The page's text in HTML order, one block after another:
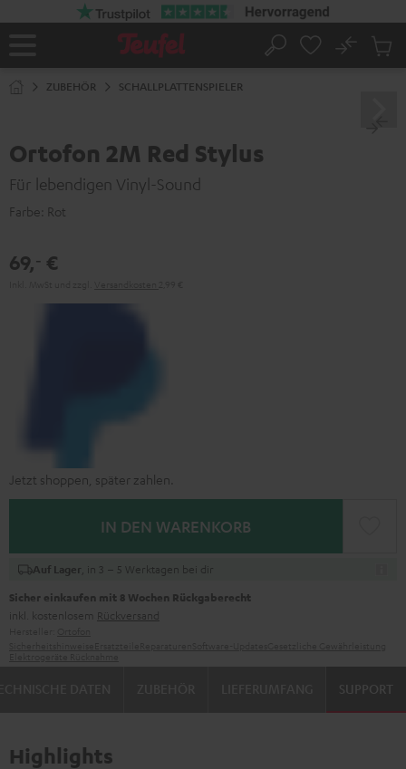
Startseite
Suche
No
ZUBEHÖR SCHALLPLATTENSPIELER
Ortofon 2M Red Stylus
Für lebendigen Vinyl-Sound
Farbe: Rot
69,‐ €
Jetzt shoppen, später zahlen.
IN DEN WARENKORB
Auf Lager , in 3 – 5 Werktagen bei dir
Sicher einkaufen mit 8 Wochen Rückgaberecht
inkl. kostenlosem Rückversand
SUPPORT
Highlights